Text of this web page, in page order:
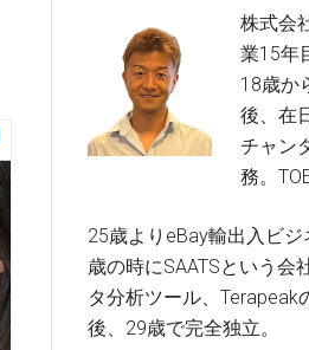
株式会
業15年
18歳か
後、在
チャン
務。
25歳よりeBay輸出入ビ
歳の時にSAATSという会
タ分析ツール、Terapeak
後、29歳で完全独立。